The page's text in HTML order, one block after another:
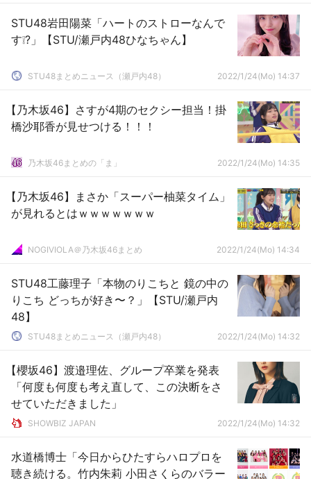
STU48岩田陽菜「ハートのストローなんで
す❕?」【STU/瀬戸内48ひなちゃん】
STU48まとめニュース（瀬戸内48） 2022/1/24(Mo) 14:37
【乃木坂46】さすが4期のセクシー担当！掛
橋沙耶香が見せつける！！！
乃木坂46まとめの「ま」 2022/1/24(Mo) 14:35
【乃木坂46】まさか「スーパー柚菜タイム」
が見れるとはｗｗｗｗｗｗｗ
NOGIVIOLA＠乃木坂46まとめ 2022/1/24(Mo) 14:34
STU48工藤理子「本物のりこちと 鏡の中の
りこち どっちが好き〜？」【STU/瀬戸内
48】
STU48まとめニュース（瀬戸内48） 2022/1/24(Mo) 14:32
【櫻坂46】渡邉理佐、グループ卒業を発表
「何度も何度も考え直して、この決断をさ
せていただきました」
SHOWBIZ JAPAN 2022/1/24(Mo) 14:32
水道橋博士「今日からひたすらハロプロを
聴き続ける。竹内朱莉 小田さくらのバラー